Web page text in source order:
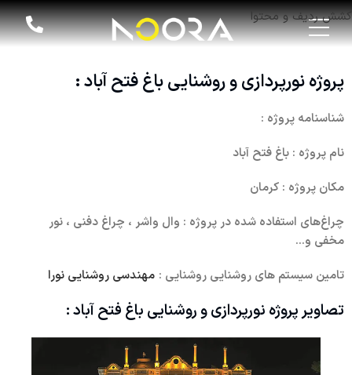
کشش ردیف و محتوا
پروژه نورپردازی و روشنایی باغ فتح آباد :
شناسنامه پروژه :
نام پروژه : باغ فتح آباد
مکان پروژه : کرمان
چراغ‌های استفاده شده در پروژه : وال واشر ، چراغ دفنی ، نور
مخفی و...
تامین سیستم های روشنایی روشنایی : مهندسی روشنایی نورا
تصاویر پروژه نورپردازی و روشنایی باغ فتح آباد :